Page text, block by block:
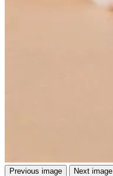
Previous image Next image